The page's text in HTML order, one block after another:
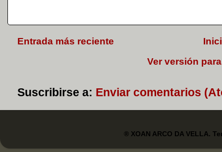
Entrada más reciente
Ver versión
Suscribirse a: Enviar comentarios
® XOAN ARCO DA VELLA.